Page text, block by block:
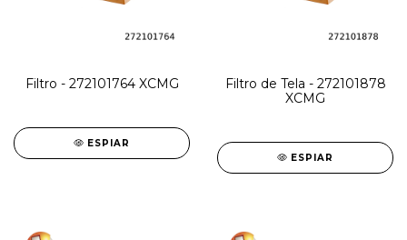
Filtro - 272101764 XCMG
ESPIAR
Filtro de Tela - 272101878
XCMG
ESPIAR